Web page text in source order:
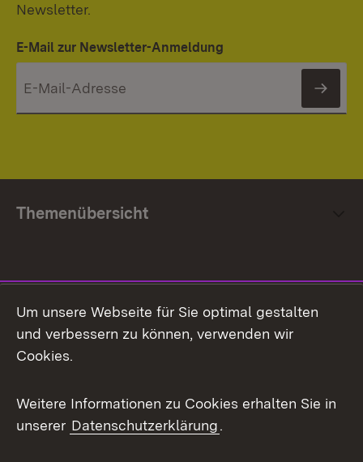
Newsletter.
E-Mail zur Newsletter-Anmeldung
Themenübersicht
Facebook
X / Twitter
Youtube
Um unsere Webseite für Sie optimal gestalten
und verbessern zu können, verwenden wir
Cookies.
Weitere Informationen zu Cookies erhalten Sie in
unserer Datenschutzerklärung.